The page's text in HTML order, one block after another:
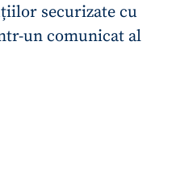
securizate cu
un comunicat al